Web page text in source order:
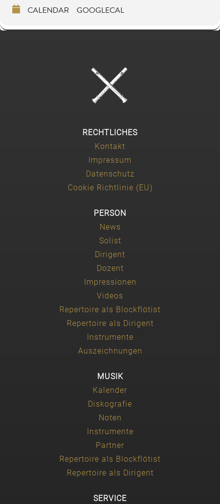
CALENDAR GOOGLECAL
RECHTLICHES
Kontakt
Impressum
Datenschutz
Cookie Richtlinie (EU)
PERSON
News
Solist
Dirigent
Dozent
Impressionen
Videos
Repertoire als Blockflötist
Repertoire als Dirigent
Instrumente
Auszeichnungen
MUSIK
Kalender
Diskografie
Noten
Instrumente
Partner
Repertoire als Blockflötist
Repertoire als Dirigent
SERVICE